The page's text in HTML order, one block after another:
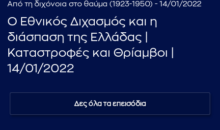
Από τη διχόνοια στο θαύμα (1923-1950) - 14/01/2022
Ο Εθνικός Διχασμός και η
διάσπαση της Ελλάδας |
Καταστροφές και Θρίαμβοι |
14/01/2022
Δες όλα τα επεισόδια